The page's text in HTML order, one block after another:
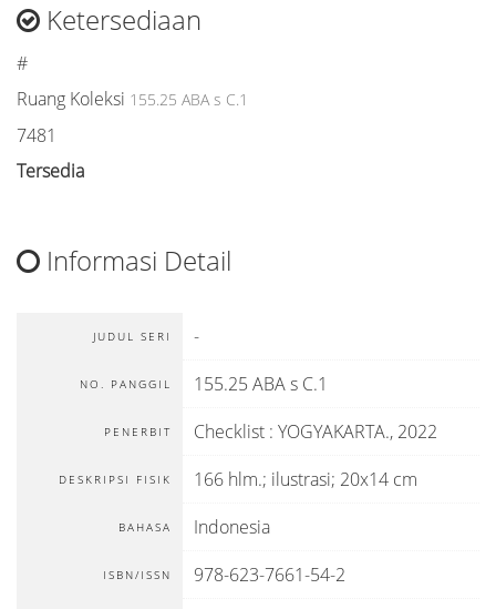
Ketersediaan
#
Ruang Koleksi 155.25 ABA s C.1
7481
Tersedia
Informasi Detail
JUDUL SERI -
NO. PANGGIL 155.25 ABA s C.1
PENERBIT Checklist : YOGYAKARTA., 2022
DESKRIPSI FISIK 166 hlm.; ilustrasi; 20x14 cm
BAHASA Indonesia
ISBN/ISSN 978-623-7661-54-2